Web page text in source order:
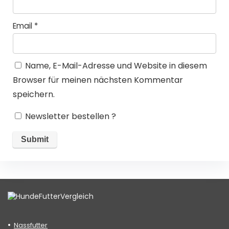
Email *
Name, E-Mail-Adresse und Website in diesem
Browser für meinen nächsten Kommentar
speichern.
Newsletter bestellen ?
Nassfutter